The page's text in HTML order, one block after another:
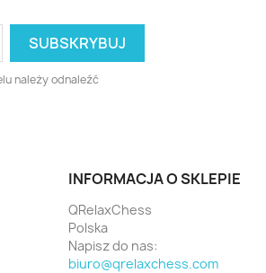
należy odnaleźć
INFORMACJA O SKLEPIE
QRelaxChess
Polska
Napisz do nas:
biuro@qrelaxchess.com